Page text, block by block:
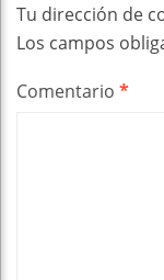
Tu dirección de
Los campos
Comentario *